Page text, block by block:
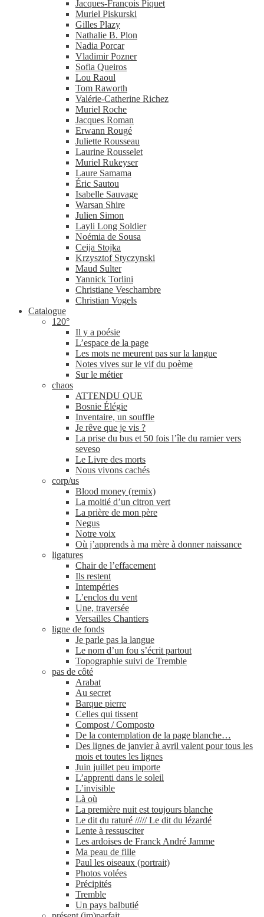
Jacques-​François Piquet
Muriel Piskurski
Gilles Plazy
Nathalie B. Plon
Nadia Porcar
Vladimir Pozner
Sofia Queiros
Lou Raoul
Tom Raworth
Valérie-​Catherine Richez
Muriel Roche
Jacques Roman
Erwann Rougé
Juliette Rousseau
Laurine Rousselet
Muriel Rukeyser
Laure Samama
Éric Sautou
Isabelle Sauvage
Warsan Shire
Julien Simon
Layli Long Soldier
Noémia de Sousa
Ceija Stojka
Krzysztof Styczynski
Maud Sulter
Yannick Torlini
Christiane Veschambre
Christian Vogels
Catalogue
120°
Il y a poésie
L’espace de la page
Les mots ne meurent pas sur la langue
Notes vives sur le vif du poème
Sur le métier
chaos
ATTENDU QUE
Bosnie Élégie
Inventaire, un souffle
Je rêve que je vis ?
La prise du bus et 50 fois l’île du ramier vers
seveso
Le Livre des morts
Nous vivons cachés
corp/​us
Blood money (remix)
La moitié d’un citron vert
La prière de mon père
Negus
Notre voix
Où j’apprends à ma mère à donner naissance
ligatures
Chair de l’effacement
Ils restent
Intempéries
L’enclos du vent
Une, traversée
Versailles Chantiers
ligne de fonds
Je parle pas la langue
Le nom d’un fou s’écrit partout
Topographie suivi de Tremble
pas de côté
Arabat
Au secret
Barque pierre
Celles qui tissent
Compost / Composto
De la contemplation de la page blanche…
Des lignes de janvier à avril valent pour tous les
mois et toutes les lignes
Juin juillet peu importe
L’apprenti dans le soleil
L’invisible
Là où
La première nuit est toujours blanche
Le dit du raturé ///// Le dit du lézardé
Lente à ressusciter
Les ardoises de Franck André Jamme
Ma peau de fille
Paul les oiseaux (portrait)
Photos volées
Précipités
Tremble
Un pays balbutié